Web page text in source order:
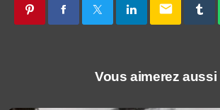
email
Vous aimerez aussi